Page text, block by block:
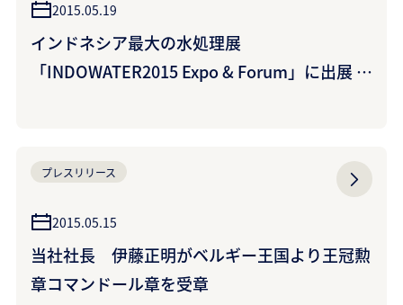
2015.05.19
インドネシア最大の水処理展
「INDOWATER2015 Expo & Forum」に出展 ~
プレスリリース
2015.05.15
当社社長 伊藤正明がベルギー王国より王冠勲
章コマンドール章を受章